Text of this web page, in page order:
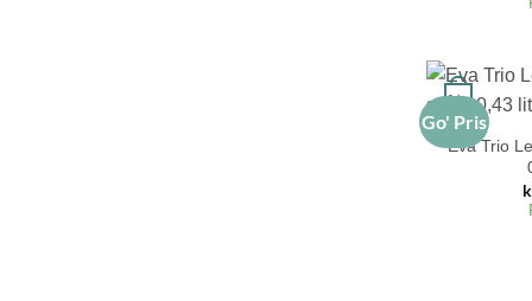
Go' Pris
+
Eva Trio